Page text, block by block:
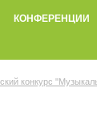
КОНФЕРЕНЦИИ
конкурс